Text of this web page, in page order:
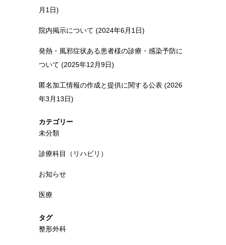
月1日)
院内掲示について (2024年6月1日)
発熱・風邪症状ある患者様の診療・感染予防に
ついて (2025年12月9日)
匿名加工情報の作成と提供に関する公表 (2026
年3月13日)
カテゴリー
未分類
診療科目（リハビリ）
お知らせ
医療
タグ
整形外科